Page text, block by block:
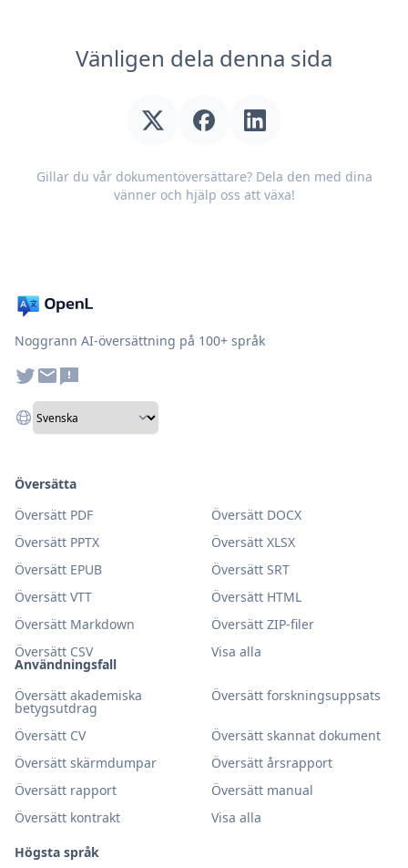
Vänligen dela denna sida
Gillar du vår dokumentöversättare? Dela den med dina
vänner och hjälp oss att växa!
Noggrann AI-översättning på 100+ språk
Användningsfall
Översätt akademiska
betygsutdrag
Översätt forskningsuppsats
Översätt CV
Översätt skannat dokument
Översätt skärmdumpar
Översätt årsrapport
Översätt rapport
Översätt manual
Översätt kontrakt
Visa alla
Högsta språk
Översätta
Översätt PDF
Översätt DOCX
Översätt PPTX
Översätt XLSX
Översätt EPUB
Översätt SRT
Översätt VTT
Översätt HTML
Översätt Markdown
Översätt ZIP-filer
Översätt CSV
Visa alla